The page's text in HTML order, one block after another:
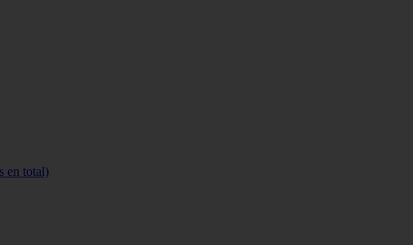
en total)